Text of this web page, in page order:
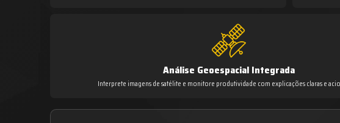
Análise Geoespacial Integrada
Interprete imagens de satélite e monitore produtividade com explicações claras e